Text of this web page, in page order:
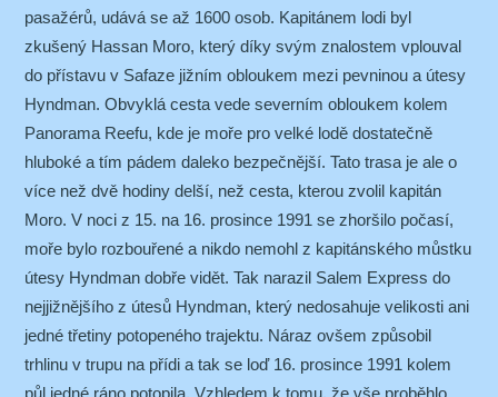
pasažérů, udává se až 1600 osob. Kapitánem lodi byl
zkušený Hassan Moro, který díky svým znalostem vplouval
do přístavu v Safaze jižním obloukem mezi pevninou a útesy
Hyndman. Obvyklá cesta vede severním obloukem kolem
Panorama Reefu, kde je moře pro velké lodě dostatečně
hluboké a tím pádem daleko bezpečnější. Tato trasa je ale o
více než dvě hodiny delší, než cesta, kterou zvolil kapitán
Moro. V noci z 15. na 16. prosince 1991 se zhoršilo počasí,
moře bylo rozbouřené a nikdo nemohl z kapitánského můstku
útesy Hyndman dobře vidět. Tak narazil Salem Express do
nejjižnějšího z útesů Hyndman, který nedosahuje velikosti ani
jedné třetiny potopeného trajektu. Náraz ovšem způsobil
trhlinu v trupu na přídi a tak se loď 16. prosince 1991 kolem
půl jedné ráno potopila. Vzhledem k tomu, že vše proběhlo